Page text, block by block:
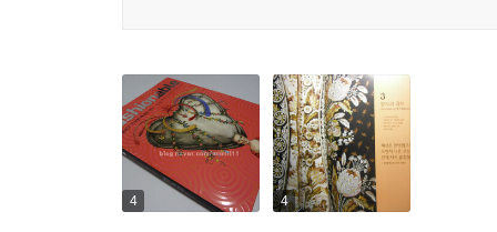
긴 고통스러운 진실을 알고 있었다.--- p.240 「보
시체에서 뽑은 사람의 치아가 가장 수요가 높았
는 사람들이 나타나 펜치로 시체에서 이를 뽑았
엘리트들은 ‘워털루의 이’라고 불리던 치아에 열
패션에는 당대의 지위, 부(富), 철학, 도덕, 종교,
강렬할 수밖에 없다. 종교계와 정치계의 지배자
모양은 사람들이 어떤 생각을 하고 무엇을 느끼는
『패셔너블』은 지금과는 다른 시대를 살아간 사
위에 올라갈 만큼 작은 발을 만들기 위해 발뼈를
귀족들은 우리에게 그 시대를 이해할 중요한 단초
4 4